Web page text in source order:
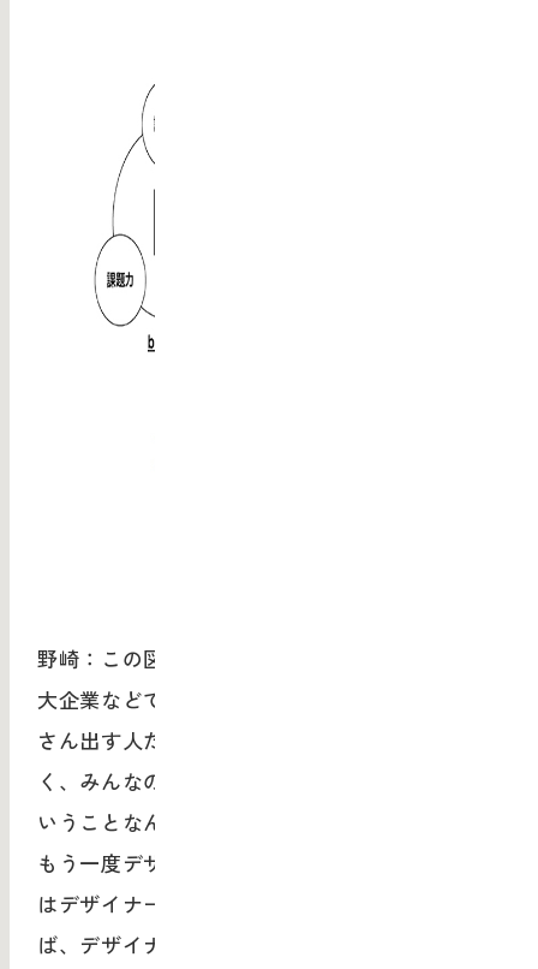
野崎：この図、すごく正しいと思います。特に
大企業などでは、デザイナーはアイデアをたく
さん出す人だと思われがちですが、そうではな
く、みんなのアイデアを引き出す力があるって
いうことなんですよね。一般企業においても、
もう一度デザインの力を精緻に捉える、あるい
はデザイナーの力を精緻に捉えることができれ
ば、デザイナーが単にアウトプットとしてロゴ